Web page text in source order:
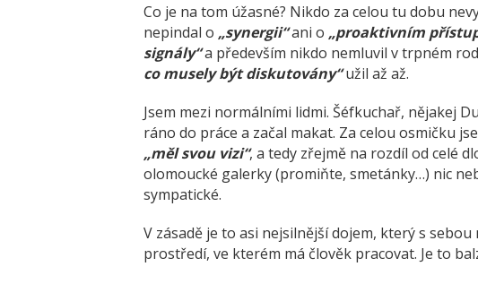
Co je na tom úžasné? Nikdo za celou tu dobu
nepindal o „synergii“ani o „proaktivním
signály“a především nikdo nemluvil v trpném
co musely být diskutovány“užil až až.
Jsem mezi normálními lidmi. Šéfkuchař, nějakej
ráno do práce a začal makat. Za celou osmičku
„měl svou vizi“, a tedy zřejmě na rozdíl od celé
olomoucké galerky (promiňte, smetánky…) nic
sympatické.
V zásadě je to asi nejsilnější dojem, který s
prostředí, ve kterém má člověk pracovat. Je to